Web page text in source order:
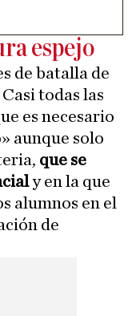
espejo
de batalla de
todas las
es necesario
aunque solo
que se
y en la que
alumnos en el
de